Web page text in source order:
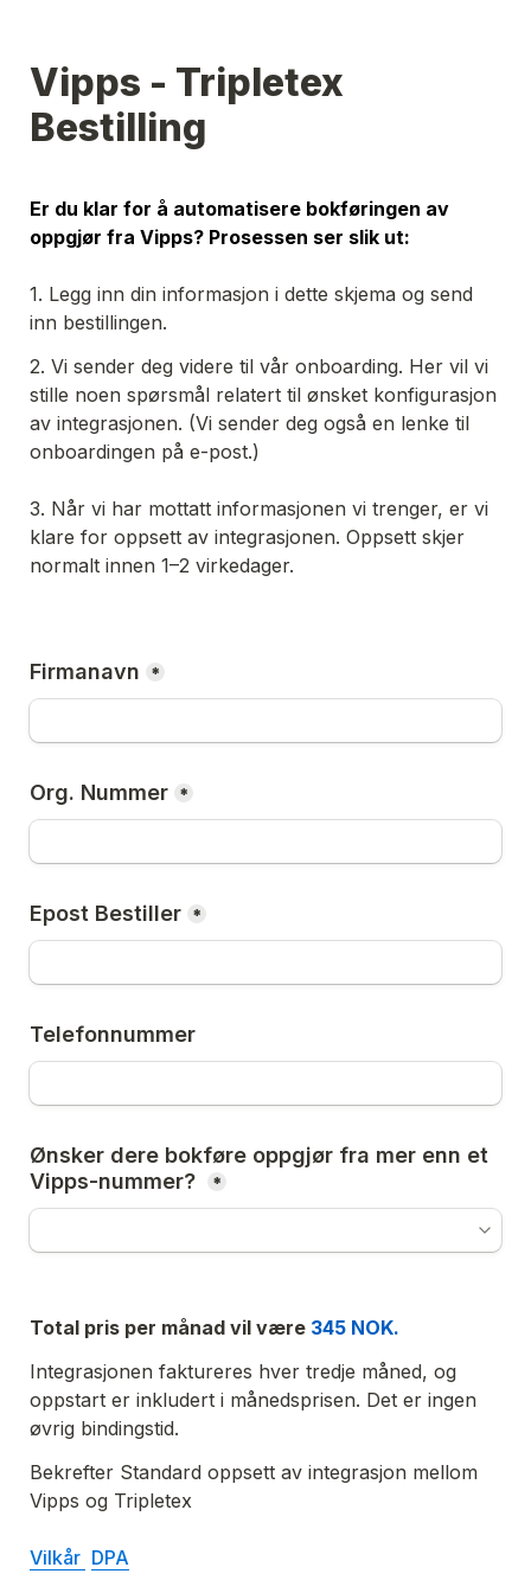
Vipps - Tripletex
Bestilling
Er du klar for å automatisere bokføringen av
oppgjør fra Vipps? Prosessen ser slik ut:
1. Legg inn din informasjon i dette skjema og send
inn bestillingen.
2. Vi sender deg videre til vår onboarding. Her vil vi
stille noen spørsmål relatert til ønsket konfigurasjon
av integrasjonen. (Vi sender deg også en lenke til
onboardingen på e-post.)
3. Når vi har mottatt informasjonen vi trenger, er vi
klare for oppsett av integrasjonen. Oppsett skjer
normalt innen 1–2 virkedager.
Firmanavn *
Org. Nummer *
Epost Bestiller *
Telefonnummer
Ønsker dere bokføre oppgjør fra mer enn et
Vipps-nummer?
*
Total pris per månad vil være 345 NOK.
Integrasjonen faktureres hver tredje måned, og
oppstart er inkludert i månedsprisen. Det er ingen
øvrig bindingstid.
Bekrefter Standard oppsett av integrasjon mellom
Vipps og Tripletex
Vilkår DPA